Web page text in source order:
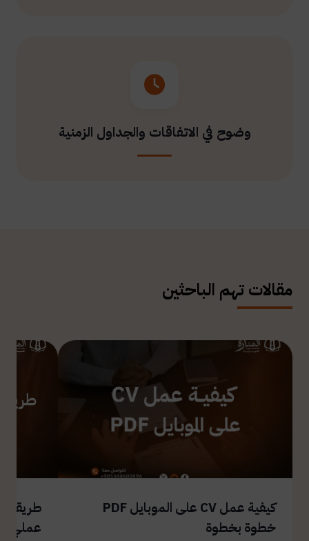
وضوح في الاتفاقات والجداول الزمنية
مقالات تهم الباحثين
كيفية عمل CV على الموبايل PDF
خطوة بخطوة
طريقة
عملي